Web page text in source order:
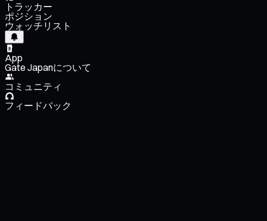
トラッカー
ポジション
ウォッチリスト
App
Gate Japanについて
コミュニティ
フィードバック